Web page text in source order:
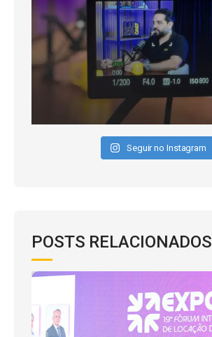
Seguir no Instagram
POSTS RELACIONADOS